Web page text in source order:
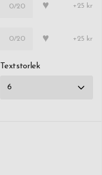
0/20 ♥ +25 kr
0/20 ♥ +25 kr
Textstorlek